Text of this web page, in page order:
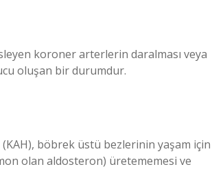
koroner arterlerin daralması veya
oluşan bir durumdur.
böbrek üstü bezlerinin yaşam için
olan aldosteron) üretememesi ve